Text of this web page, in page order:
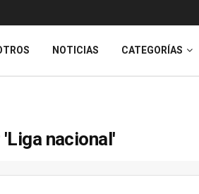
NOTICIAS CATEGORÍAS
nacional'